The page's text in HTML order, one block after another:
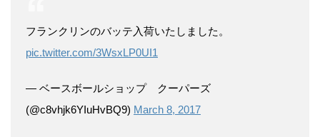
フランクリンのバッテ入荷いたしました。
pic.twitter.com/3WsxLP0UI1
— ベースボールショップ クーパーズ
(@c8vhjk6YIuHvBQ9) March 8, 2017